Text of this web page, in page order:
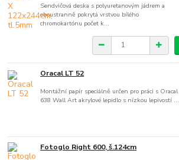
Sendvičová deska s polyuretanovým jádrem a
oboustranně pokrytá vrstvou bílého
chromokartónu počet k...
Oracal LT 52
Montážní papír speciálně určen pro práci s Oracal
638 Wall Art akrylové lepidlo s nízkou lepivostí ...
Fotoglo Right 600, š.124cm